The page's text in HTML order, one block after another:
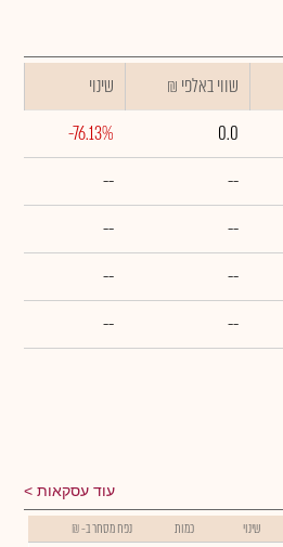
₪ שווי באלפי
שינוי
0.0
-76.13%
--
--
--
--
--
--
--
--
עוד עסקאות
שינוי כמות נפח מסחר ב- ₪